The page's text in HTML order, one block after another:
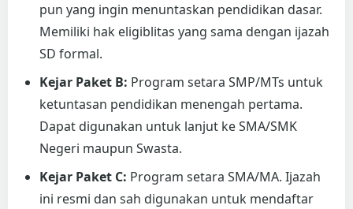
pun yang ingin menuntaskan pendidikan dasar.
Memiliki hak eligiblitas yang sama dengan ijazah
SD formal.
Kejar Paket B: Program setara SMP/MTs untuk
ketuntasan pendidikan menengah pertama.
Dapat digunakan untuk lanjut ke SMA/SMK
Negeri maupun Swasta.
Kejar Paket C: Program setara SMA/MA. Ijazah
ini resmi dan sah digunakan untuk mendaftar